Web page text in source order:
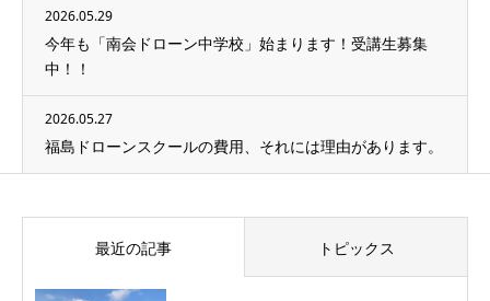
2026.05.29
今年も「南会ドローン中学校」始まります！受講生募集
中！！
2026.05.27
福島ドローンスクールの費用、それには理由があります。
最近の記事 トピックス